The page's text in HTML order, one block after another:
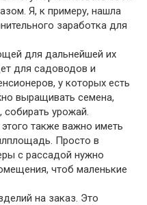
Я, к примеру, нашла
заработка для
для дальнейшей их
для садоводов и
у которых есть
выращивать семена,
собирать урожай.
также важно иметь
Просто в
с рассадой нужно
чтоб маленькие
на заказ. Это